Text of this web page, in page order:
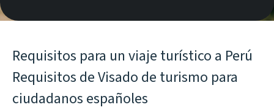
Requisitos para un viaje turístico a Perú
Requisitos de Visado de turismo para
ciudadanos españoles